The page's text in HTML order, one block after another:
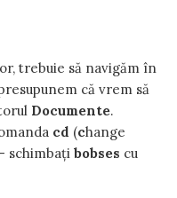
trebuie să navigăm în
că vrem să
Documente.
cd (change
schimbațibobses cu